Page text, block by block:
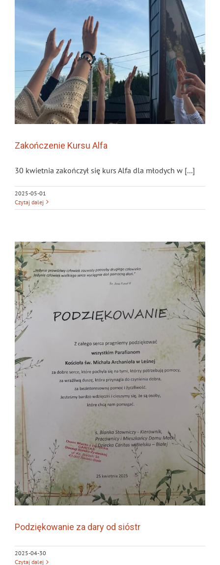
Zakończenie Kursu Alfa
30 kwietnia zakończył się kurs Alfa dla młodych w [...]
2025-05-01
Czytaj dalej
Podziękowanie za dary od sióstr
2025-04-30
Czytaj dalej